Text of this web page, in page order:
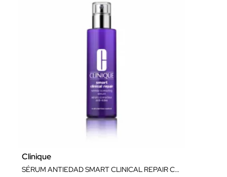
Clinique
SÉRUM ANTIEDAD SMART CLINICAL REPAIR CLINIQUE EDICIÓN LIMITADA